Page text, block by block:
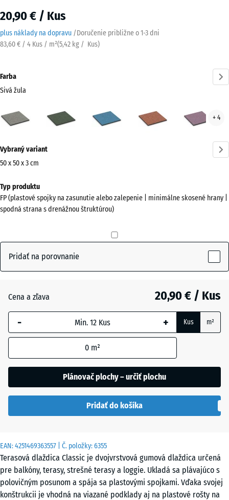
20,90 € / Kus
plus náklady na dopravu /Doručenie približne o1-3 dni
83,60 € / 4 Kus / m²(5,42 kg / Kus)
EAN:4251469363557 | Č. položky:6355
Terasová dlaždica Classic je dvojvrstvová gumová dlaždica určená
pre balkóny, terasy, strešné terasy a loggie. Ukladá sa plávajúco s
polovičným posunom a spája sa plastovými spojkami. Vďaka svojej
konštrukcii je vhodná na viazané podklady aj na plastové rošty na
Farba
Sivá žula
trávnik
+ 4
informácií
o
Zobraziť
farebnú
Sivá
žula(active)
Anglický
Levanduľa
Ratan
Terakota
Vybraný variant
50 x 50 x 3 cm
na
prepravu
500
Vybraná
dimenzia s
modrým
orámovaním
na výpočet
(pokiaľ nie
je v údajoch
50
x
50
x 3
Typ produktu
FP (plastové spojky na zasunutie alebo zalepenie | minimálne skosené hrany |
spodná strana s drenážnou štruktúrou)
Pridať na porovnanie
Cena a zľava 20,90 € / Kus
- + Kus m²
0 m²
Plánovač plochy – určiť plochu
Pridať do košíka